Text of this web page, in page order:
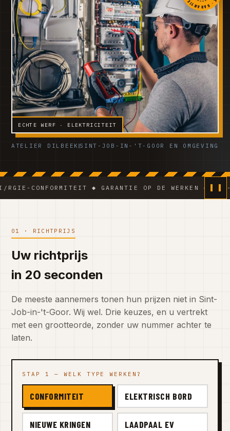
ECHTE WERF · ELEKTRICITEIT
ATELIER DILBEEK SINT-JOB-IN-'T-GOOR EN OMGEVING
◆ GARANTIE OP DE WERKEN ◆ VCA-
01 · RICHTPRIJS
Uw richtprijs
in 20 seconden
De meeste aannemers tonen hun prijzen niet in Sint-
Job-in-'t-Goor. Wij wel. Drie keuzes, en u vertrekt
met een grootteorde, zonder uw nummer achter te
laten.
STAP 1 — WELK TYPE WERKEN?
CONFORMITEIT ELEKTRISCH BORD
NIEUWE KRINGEN LAADPAAL EV